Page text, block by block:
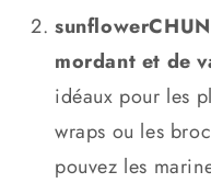
mordant et de
idéaux pour les
wraps ou les
pouvez les